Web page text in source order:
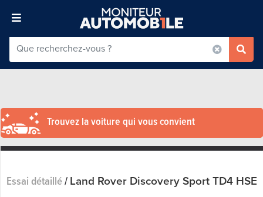
Trouvez la voiture qui vous convient
Essai détaillé/Land Rover Discovery Sport TD4 HSE